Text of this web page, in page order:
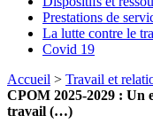
Prestations de
La lutte contre le
Covid 19
Accueil > Travail et
CPOM 2025-2029 : Un
travail (…)